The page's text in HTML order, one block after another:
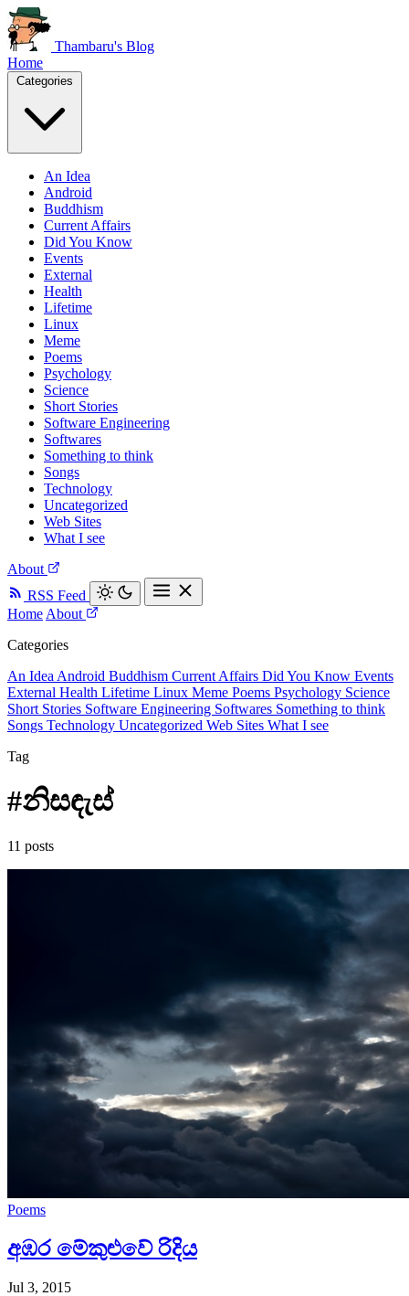
Thambaru's Blog
Home
An Idea
Android
Buddhism
Current Affairs
Did You Know
Events
External
Health
Lifetime
Linux
Meme
Poems
Psychology
Science
Short Stories
Software Engineering
Softwares
Something to think
Songs
Technology
Uncategorized
Web Sites
What I see
About
RSS Feed
Home About
Categories
An Idea Android Buddhism Current Affairs Did You Know Events
External Health Lifetime Linux Meme Poems Psychology Science
Short Stories Software Engineering Softwares Something to think
Songs Technology Uncategorized Web Sites What I see
Tag
#නිසඳැස්
11 posts
Poems
අඹර මේකුළුවේ රිදිය
Jul 3, 2015